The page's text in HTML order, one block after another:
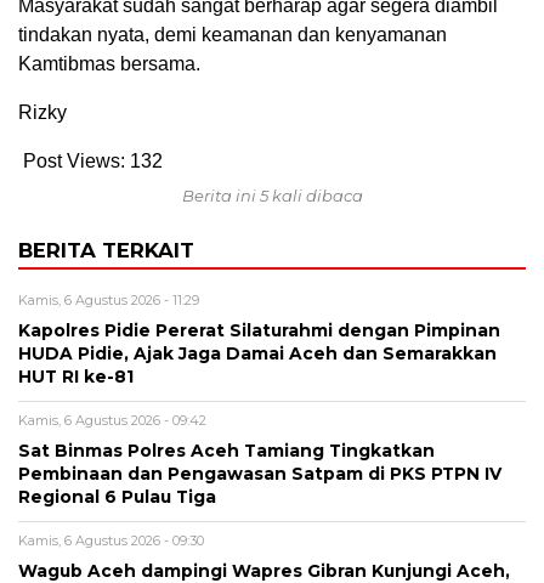
Masyarakat sudah sangat berharap agar segera diambil
tindakan nyata, demi keamanan dan kenyamanan
Kamtibmas bersama.
Rizky
Post Views: 132
Berita ini 5 kali dibaca
BERITA TERKAIT
Kamis, 6 Agustus 2026 - 11:29
Kapolres Pidie Pererat Silaturahmi dengan Pimpinan
HUDA Pidie, Ajak Jaga Damai Aceh dan Semarakkan
HUT RI ke-81
Kamis, 6 Agustus 2026 - 09:42
Sat Binmas Polres Aceh Tamiang Tingkatkan
Pembinaan dan Pengawasan Satpam di PKS PTPN IV
Regional 6 Pulau Tiga
Kamis, 6 Agustus 2026 - 09:30
Wagub Aceh dampingi Wapres Gibran Kunjungi Aceh,